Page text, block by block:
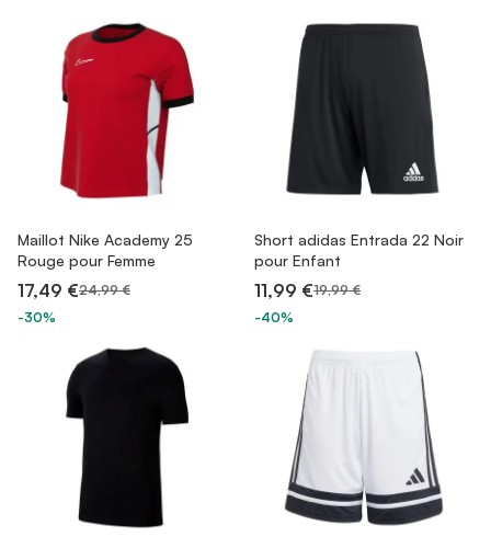
Maillot Nike Academy 25
Rouge pour Femme
17,49 €24,99 €
-30%
Short adidas Entrada 22 Noir
pour Enfant
11,99 €19,99 €
-40%